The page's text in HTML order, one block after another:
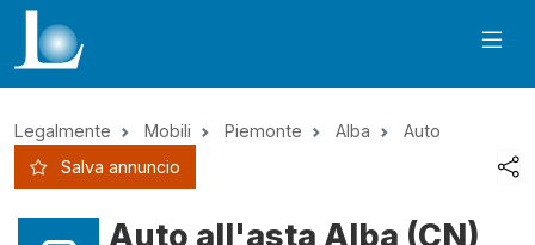
Legalmente Mobili Piemonte Alba
Auto
Salva annuncio
Auto all'asta Alba (CN)